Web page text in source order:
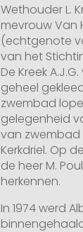
Wethouder L.
mevrouw Van
(echtgenote
van het
De Kreek
geheel
zwembad
gelegenheid
van zwembad
Kerkdriel. Op
de heer M.
herkennen.
In 1974 werd